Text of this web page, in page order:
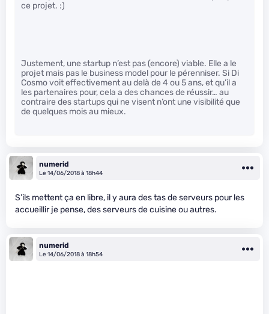
ce projet. :)
Justement, une startup n’est pas (encore) viable. Elle a le
projet mais pas le business model pour le pérenniser. Si Di
Cosmo voit effectivement au delà de 4 ou 5 ans, et qu’il a
les partenaires pour, cela a des chances de réussir… au
contraire des startups qui ne visent n’ont une visibilité que
de quelques mois au mieux.
numerid
Le 14/06/2018 à 18h44
S’ils mettent ça en libre, il y aura des tas de serveurs pour les
accueillir je pense, des serveurs de cuisine ou autres.
numerid
Le 14/06/2018 à 18h54